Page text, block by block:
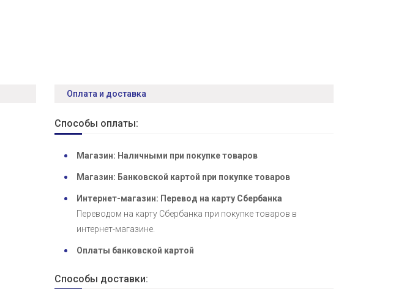
Оплата и доставка
Способы оплаты:
Магазин: Наличными при покупке товаров
Магазин: Банковской картой при покупке товаров
Интернет-магазин: Перевод на карту Сбербанка
Переводом на карту Сбербанка при покупке товаров в
интернет-магазине.
Оплаты банковской картой
Способы доставки: